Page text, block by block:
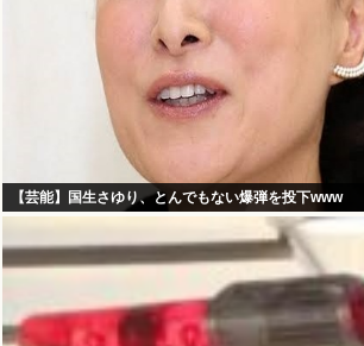
【芸能】国生さゆり、とんでもない爆弾を投下www